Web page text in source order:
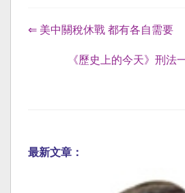
⇐ 美中關稅休戰 都有各自需要
《歷史上的今天》刑
最新文章：